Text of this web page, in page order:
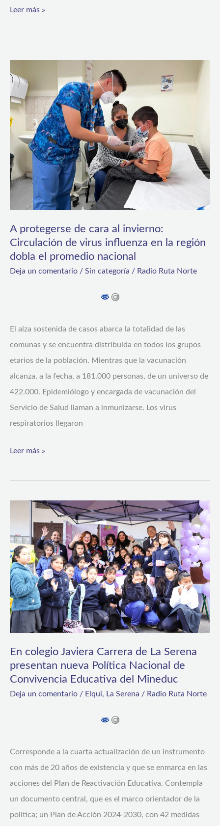
Leer más »
A protegerse de cara al invierno:
Circulación de virus influenza en la región
dobla el promedio nacional
Deja un comentario / Sin categoría / Radio Ruta Norte
El alza sostenida de casos abarca la totalidad de las
comunas y se encuentra distribuida en todos los grupos
etarios de la población. Mientras que la vacunación
alcanza, a la fecha, a 181.000 personas, de un universo de
422.000. Epidemiólogo y encargada de vacunación del
Servicio de Salud llaman a inmunizarse. Los virus
respiratorios llegaron
protegerse
de
cara
al
invierno:
Circulación
de
virus
influenza
en
la
región
dobla
Leer más »
En colegio Javiera Carrera de La Serena
presentan nueva Política Nacional de
Convivencia Educativa del Mineduc
Deja un comentario / Elqui, La Serena / Radio Ruta Norte
Corresponde a la cuarta actualización de un instrumento
con más de 20 años de existencia y que se enmarca en las
acciones del Plan de Reactivación Educativa. Contempla
un documento central, que es el marco orientador de la
política; un Plan de Acción 2024-2030, con 42 medidas
colegio
Javiera
Carrera
de
La
Serena
presentan
nueva
Política
Nacional
de
Convivencia